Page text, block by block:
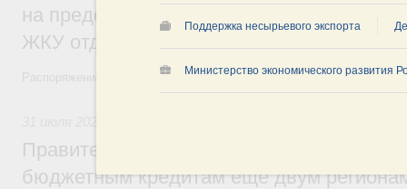
Поддержка несырьевого экспорта
Министерство экономического развития
на предоставление мер социальной
ЖКУ отдельным категориям граждан
Распоряжение от 30 июля 2026 года №2032-р
Правительство спишет часть
бюджетным кредитам ещё двум